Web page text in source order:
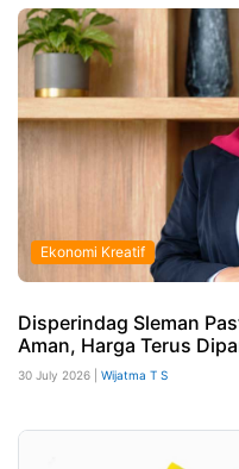
Ekonomi Kreatif
Disperindag Sleman
Aman, Harga Terus
30 July 2026 | Wijatma T S